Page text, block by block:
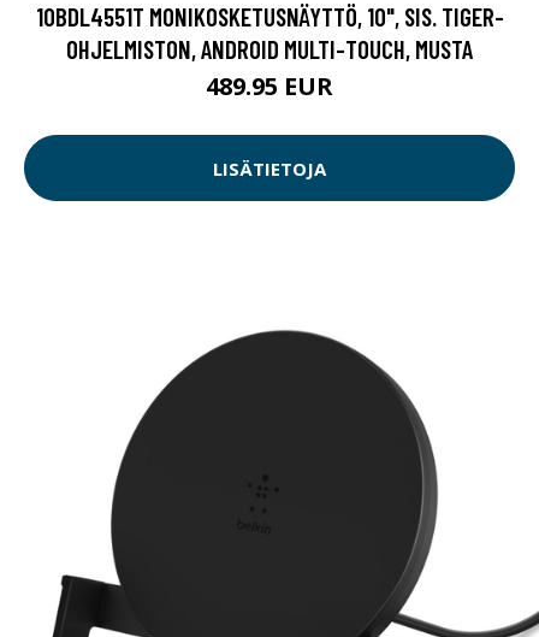
10BDL4551T MONIKOSKETUSNÄYTTÖ, 10", SIS. TIGER-
OHJELMISTON, ANDROID MULTI-TOUCH, MUSTA
489.95 EUR
LISÄTIETOJA